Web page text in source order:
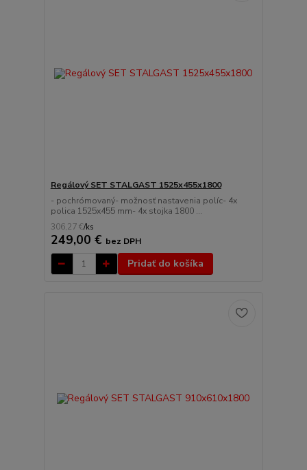
Regálový SET STALGAST 1525x455x1800
- pochrómovaný- možnosť nastavenia políc- 4x
polica 1525x455 mm- 4x stojka 1800 ...
306,27 €/ks
249,00 € bez DPH
Pridať do košíka